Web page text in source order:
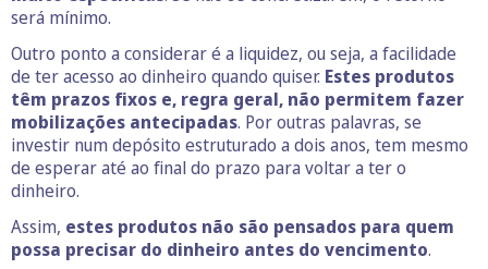
será mínimo.
Outro ponto a considerar é a liquidez, ou seja, a facilidade
de ter acesso ao dinheiro quando quiser. Estes produtos
têm prazos fixos e, regra geral, não permitem fazer
mobilizações antecipadas. Por outras palavras, se
investir num depósito estruturado a dois anos, tem mesmo
de esperar até ao final do prazo para voltar a ter o
dinheiro.
Assim, estes produtos não são pensados para quem
possa precisar do dinheiro antes do vencimento.